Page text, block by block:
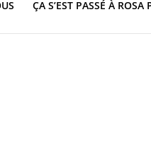
ÇA S’EST PASSÉ À ROSA